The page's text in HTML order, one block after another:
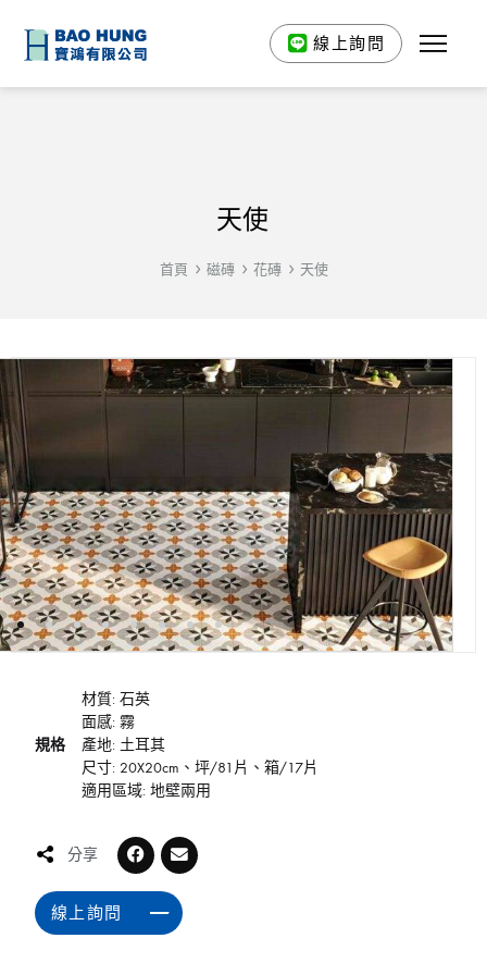
線上詢問
天使
首頁 磁磚 花磚 天使
規格
材質: 石英
面感: 霧
產地: 土耳其
尺寸: 20X20cm、坪/81片、箱/17片
適用區域: 地壁兩用
分享
線上詢問